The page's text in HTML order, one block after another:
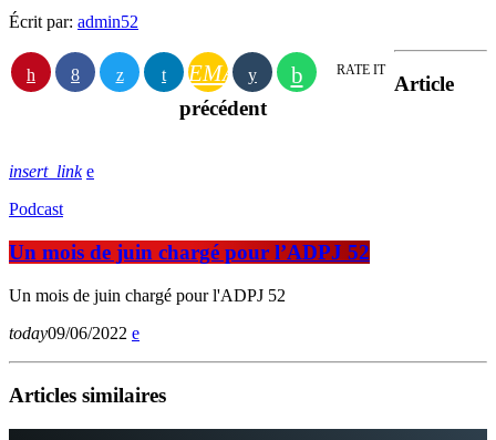
Écrit par: admin52
EMAIL RATE IT
Article
précédent
insert_link
Podcast
Un mois de juin chargé pour l’ADPJ 52
Un mois de juin chargé pour l'ADPJ 52
today09/06/2022
Articles similaires